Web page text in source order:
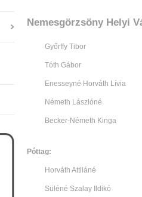
Nemesgörzsöny Helyi
Győrffy Tibor
Tóth Gábor
Enesseyné Horváth Lívia
Németh Lászlóné
Becker-Németh Kinga
Póttag:
Horváth Attiláné
Süléné Szalay Ildikó